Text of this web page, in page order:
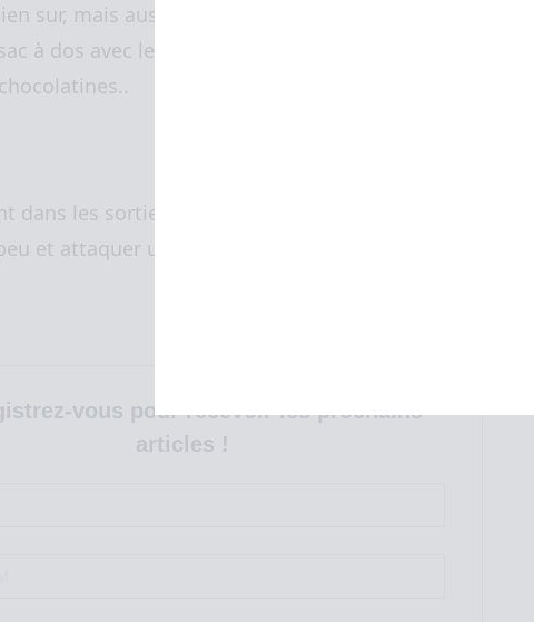
sur, mais aussi clignotant rouge signal pour être vu
à dos avec le mobile, les clefs et le plus important : de
dans les sorties matinales, c’est le retour, voir le soleil
et attaquer un bon petit déj avec la famille qui se
vous pour recevoir les prochains
articles !